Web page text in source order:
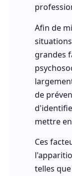
Afin de
grandes
de
mettre
Ces
telles